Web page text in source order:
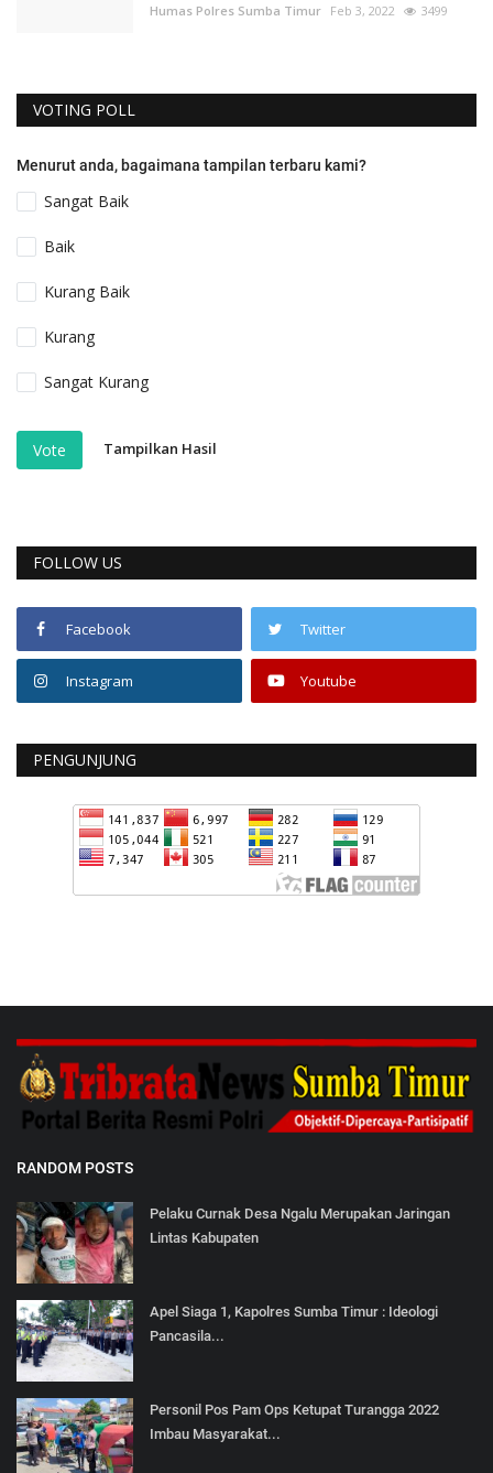
Humas Polres Sumba Timur Feb 3, 2022 3499
VOTING POLL
Menurut anda, bagaimana tampilan terbaru kami?
Sangat Baik
Baik
Kurang Baik
Kurang
Sangat Kurang
Vote Tampilkan Hasil
FOLLOW US
Facebook Twitter
Instagram Youtube
PENGUNJUNG
RANDOM POSTS
Pelaku Curnak Desa Ngalu Merupakan Jaringan
Lintas Kabupaten
Apel Siaga 1, Kapolres Sumba Timur : Ideologi
Pancasila...
Personil Pos Pam Ops Ketupat Turangga 2022
Imbau Masyarakat...